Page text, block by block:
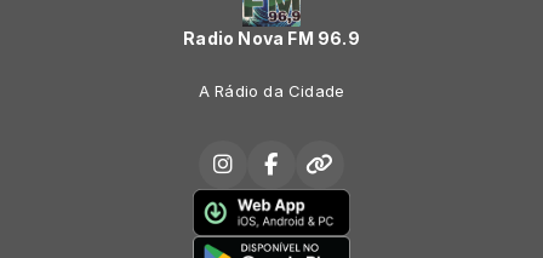
Radio Nova FM 96.9
A Rádio da Cidade